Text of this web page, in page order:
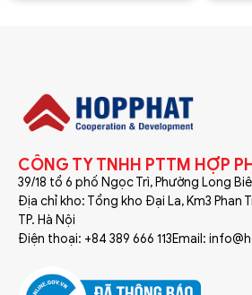
CÔNG TY TNHH PTTM HỢP
39/18 tổ 6 phố Ngọc Trì, Phường Long
Địa chỉ kho: Tổng kho Đại La, Km3 Phan
TP. Hà Nội
Điện thoại: +84 389 666 113Email: